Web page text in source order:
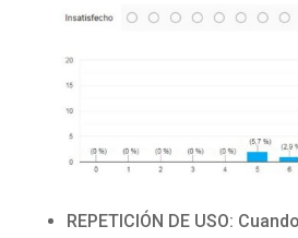
REPETICIÓN DE USO: